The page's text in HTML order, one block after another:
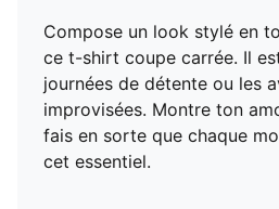
Compose un look stylé en
ce t-shirt coupe carrée. Il
journées de détente ou les
improvisées. Montre ton
fais en sorte que chaque
cet essentiel.